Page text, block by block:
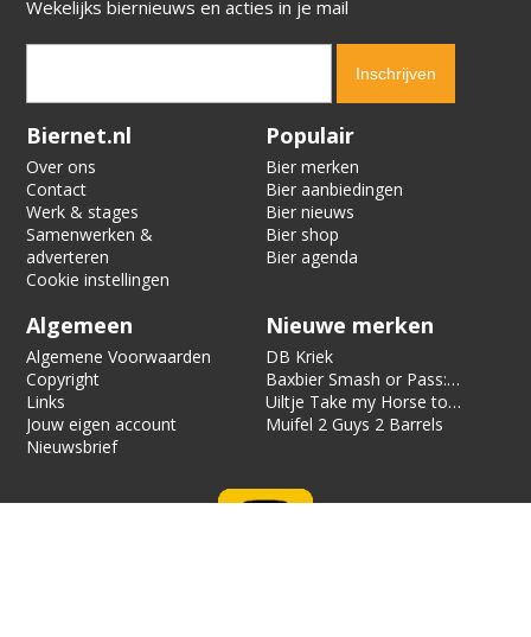
Wekelijks biernieuws en acties in je mail
Verification code:
Biernet.nl
Over ons
Contact
Werk & stages
Samenwerken &
adverteren
Cookie instellingen
Populair
Bier merken
Bier aanbiedingen
Bier nieuws
Bier shop
Bier agenda
Algemeen
Algemene Voorwaarden
Copyright
Links
Jouw eigen account
Nieuwsbrief
Nieuwe merken
DB Kriek
Baxbier Smash or Pass:
Strata
Uiltje Take my Horse to
the Hotel Room
Muifel 2 Guys 2 Barrels